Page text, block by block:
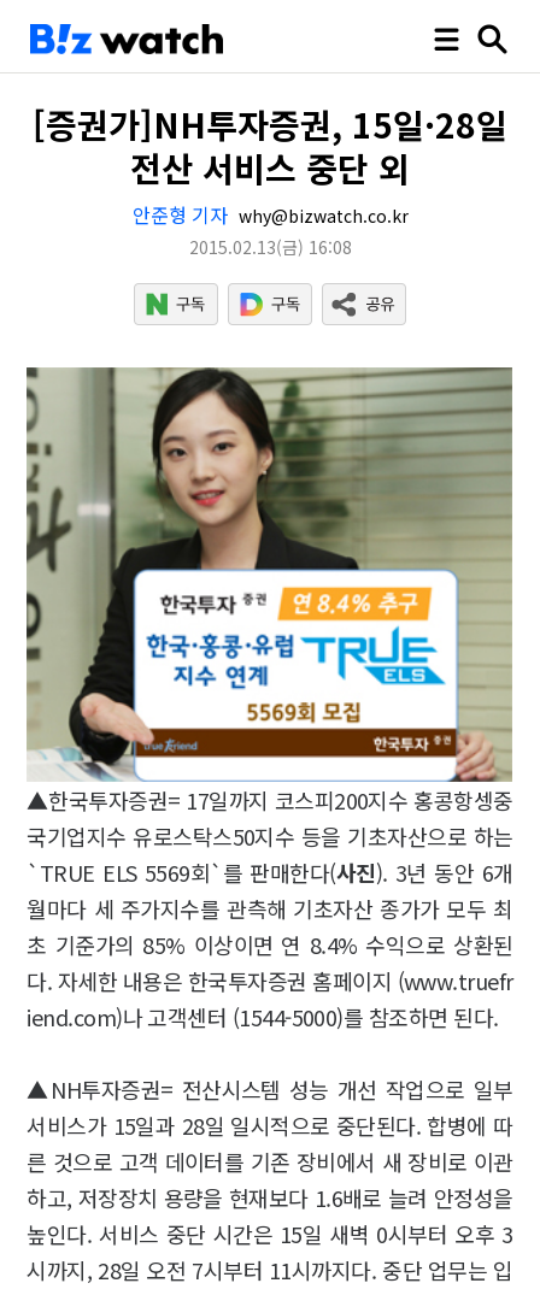
[증권가]NH투자증권, 15일·28일
전산 서비스 중단 외
안준형 기자 why@bizwatch.co.kr
2015.02.13(금) 16:08
▲한국투자증권= 17일까지 코스피200지수 홍콩항셍중
국기업지수 유로스탁스50지수 등을 기초자산으로 하는
`TRUE ELS 5569회`를 판매한다(사진). 3년 동안 6개
월마다 세 주가지수를 관측해 기초자산 종가가 모두 최
초 기준가의 85% 이상이면 연 8.4% 수익으로 상환된
다. 자세한 내용은 한국투자증권 홈페이지 (www.truefr
iend.com)나 고객센터 (1544-5000)를 참조하면 된다.
▲NH투자증권= 전산시스템 성능 개선 작업으로 일부
서비스가 15일과 28일 일시적으로 중단된다. 합병에 따
른 것으로 고객 데이터를 기존 장비에서 새 장비로 이관
하고, 저장장치 용량을 현재보다 1.6배로 늘려 안정성을
높인다. 서비스 중단 시간은 15일 새벽 0시부터 오후 3
시까지, 28일 오전 7시부터 11시까지다. 중단 업무는 입